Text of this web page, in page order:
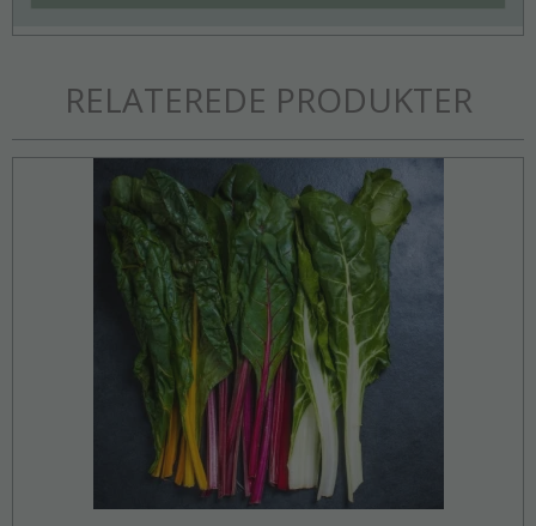
RELATEREDE PRODUKTER